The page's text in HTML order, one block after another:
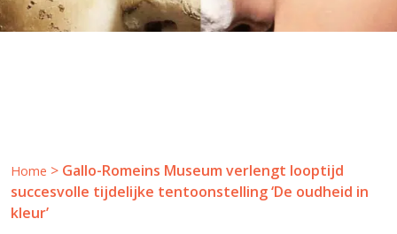
Home > Gallo-Romeins Museum verlengt looptijd
succesvolle tijdelijke tentoonstelling ‘De oudheid in
kleur’